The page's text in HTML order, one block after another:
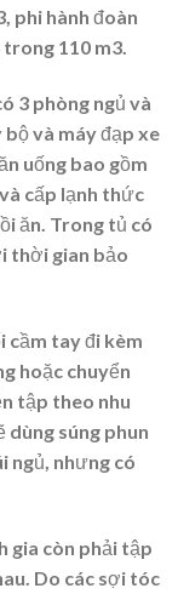
phi hành đoàn
110 m3.
3 phòng ngủ và
và máy đạp xe
uống bao gồm
cấp lạnh thức
ăn. Trong tủ có
thời gian bảo
cầm tay đi kèm
hoặc chuyển
tập theo nhu
dùng súng phun
ngủ, nhưng có
gia còn phải tập
Do các sợi tóc